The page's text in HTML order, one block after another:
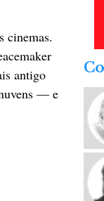
cinemas.
antigo
— e